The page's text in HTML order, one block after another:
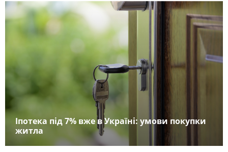
Іпотека під 7% вже в Україні: умови покупки
житла